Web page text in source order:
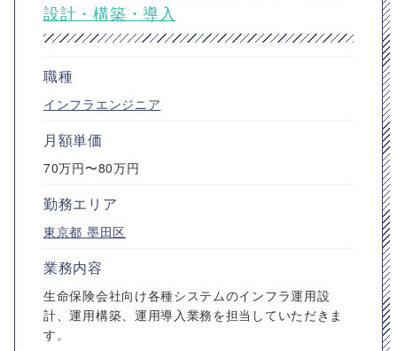
設計・構築・導入
職種
インフラエンジニア
月額単価
70万円〜80万円
勤務エリア
東京都 墨田区
業務内容
生命保険会社向け各種システムのインフラ運用設
計、運用構築、運用導入業務を担当していただきま
す。